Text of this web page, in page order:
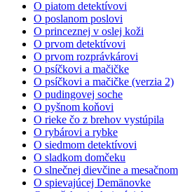
O piatom detektívovi
O poslanom poslovi
O princeznej v oslej koži
O prvom detektívovi
O prvom rozprávkárovi
O psíčkovi a mačičke
O psíčkovi a mačičke (verzia 2)
O pudingovej soche
O pyšnom koňovi
O rieke čo z brehov vystúpila
O rybárovi a rybke
O siedmom detektívovi
O sladkom domčeku
O slnečnej dievčine a
O spievajúcej Demänovke